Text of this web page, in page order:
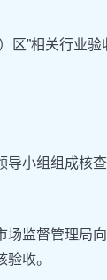
区”相关行业
小组组成核
监督管理局
收。